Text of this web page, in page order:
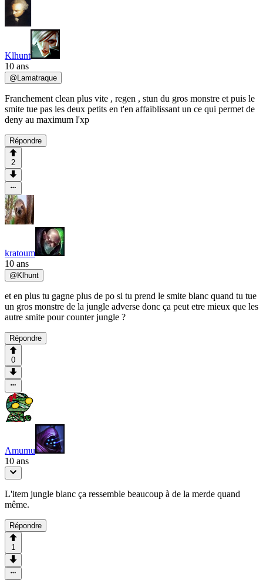
Klhunt
10 ans
@Lamatraque
Franchement clean plus vite , regen , stun du gros monstre et puis le
smite tue pas les deux petits en t'en affaiblissant un ce qui permet de
deny au maximum l'xp
Répondre
2
kratoum
10 ans
@Klhunt
et en plus tu gagne plus de po si tu prend le smite blanc quand tu tue
un gros monstre de la jungle adverse donc ça peut etre mieux que les
autre smite pour counter jungle ?
Répondre
0
Amumu
10 ans
L'item jungle blanc ça ressemble beaucoup à de la merde quand
même.
Répondre
1